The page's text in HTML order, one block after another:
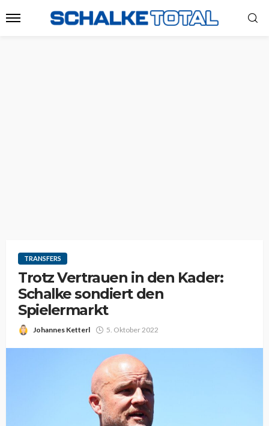
TRANSFERS
Trotz Vertrauen in den Kader:
Schalke sondiert den
Spielermarkt
Johannes Ketterl 5. Oktober 2022